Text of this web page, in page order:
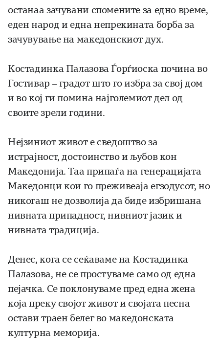
останаа зачувани спомените за едно време,
еден народ и една непрекината борба за
зачувување на македонскиот дух.
Костадинка Палазова Ѓорѓиоска почина во
Гостивар – градот што го избра за свој дом
и во кој ги помина најголемиот дел од
своите зрели години.
Нејзиниот живот е сведоштво за
истрајност, достоинство и љубов кон
Македонија. Таа припаѓа на генерацијата
Македонци кои го преживеаја егзодусот, но
никогаш не дозволија да биде избришана
нивната припадност, нивниот јазик и
нивната традиција.
Денес, кога се сеќаваме на Костадинка
Палазова, не се простуваме само од една
пејачка. Се поклонуваме пред една жена
која преку својот живот и својата песна
остави траен белег во македонската
културна меморија.